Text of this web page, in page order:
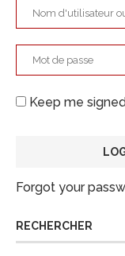
Keep me
Forgot your
RECHERCHER